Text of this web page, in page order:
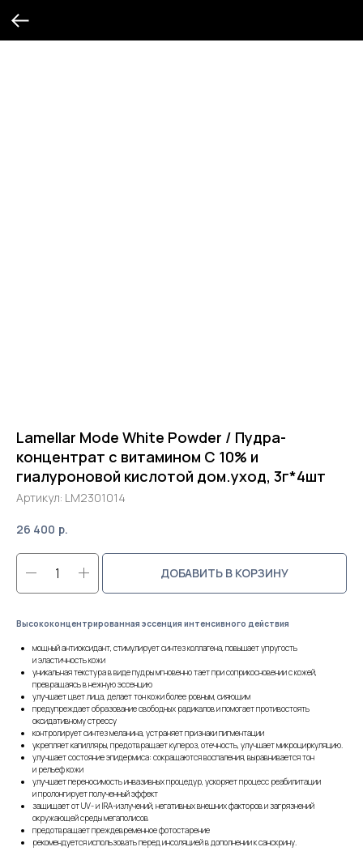
Lamellar Mode White Powder / Пудра-
концентрат с витамином С 10% и
гиалуроновой кислотой дом.уход, 3г*4шт
Артикул: LM2301014
26 400 р.
ДОБАВИТЬ В КОРЗИНУ
Высококонцентрированная эссенция интенсивного действия
мощный антиоксидант, стимулирует синтез коллагена, повышает упругость
и эластичность кожи
уникальная текстура в виде пудры мгновенно тает при соприкосновении с кожей,
превращаясь в нежную эссенцию
улучшает цвет лица, делает тон кожи более ровным, сияющим
предупреждает образование свободных радикалов и помогает противостоять
оксидативному стрессу
контролирует синтез меланина, устраняет признаки пигментации
укрепляет капилляры, предотвращает купероз, отечность, улучшает микроциркуляцию.
улучшает состояние эпидермиса: сокращаются воспаления, выравнивается тон
и рельеф кожи
улучшает переносимость инвазивных процедур, ускоряет процесс реабилитации
и пролонгирует полученный эффект
защищает от UV- и IRA-излучений, негативных внешних факторов и загрязнений
окружающей среды мегаполисов
предотвращает преждевременное фотостарение
рекомендуется использовать перед инсоляцией в дополнении к санскрину.